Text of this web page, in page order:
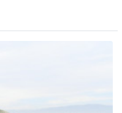
idxal olunub. Son
tətbiq olunub.